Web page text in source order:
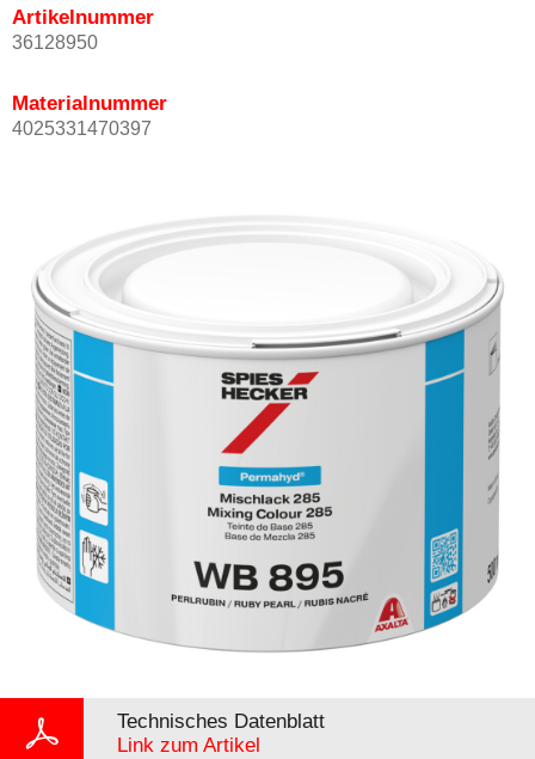
Artikelnummer
36128950
Materialnummer
4025331470397
Technisches Datenblatt
Link zum Artikel